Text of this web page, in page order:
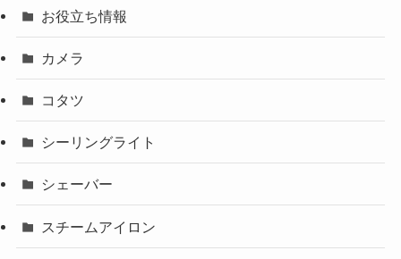
お役立ち情報
カメラ
コタツ
シーリングライト
シェーバー
スチームアイロン